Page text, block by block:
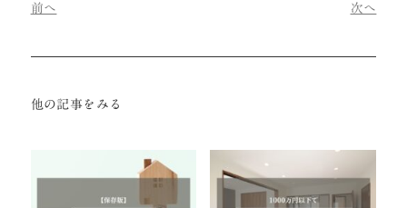
前へ 次へ
他の記事をみる